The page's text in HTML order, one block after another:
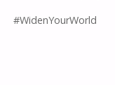
#WidenYourWorld